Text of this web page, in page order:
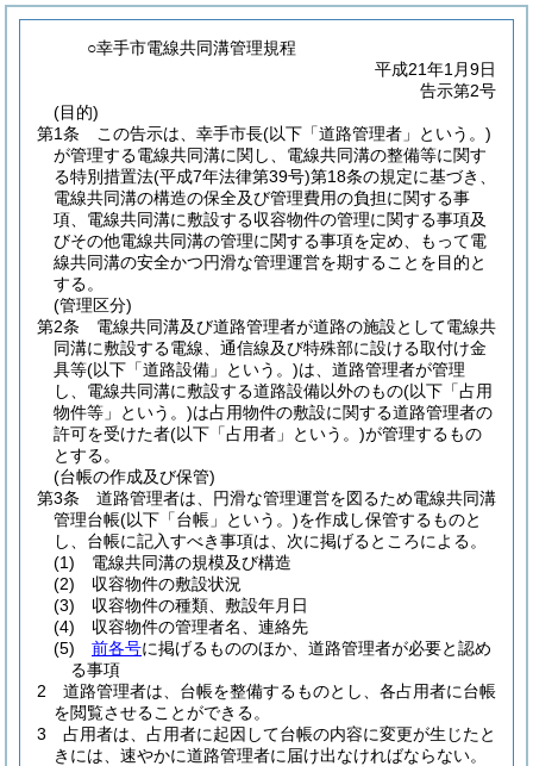
○幸手市電線共同溝管理規程
平成21年1月9日
告示第2号
(目的)
第1条
この告示は、幸手市長(以下「道路管理者」という。)
が管理する電線共同溝に関し、電線共同溝の整備等に関す
る特別措置法(平成7年法律第39号)第18条の規定に基づき、
電線共同溝の構造の保全及び管理費用の負担に関する事
項、電線共同溝に敷設する収容物件の管理に関する事項及
びその他電線共同溝の管理に関する事項を定め、もって電
線共同溝の安全かつ円滑な管理運営を期することを目的と
する。
(管理区分)
第2条
電線共同溝及び道路管理者が道路の施設として電線共
同溝に敷設する電線、通信線及び特殊部に設ける取付け金
具等(以下「道路設備」という。)は、道路管理者が管理
し、電線共同溝に敷設する道路設備以外のもの(以下「占用
物件等」という。)は占用物件の敷設に関する道路管理者の
許可を受けた者(以下「占用者」という。)が管理するもの
とする。
(台帳の作成及び保管)
第3条
道路管理者は、円滑な管理運営を図るため電線共同溝
管理台帳(以下「台帳」という。)を作成し保管するものと
し、台帳に記入すべき事項は、次に掲げるところによる。
(1)
電線共同溝の規模及び構造
(2)
収容物件の敷設状況
(3)
収容物件の種類、敷設年月日
(4)
収容物件の管理者名、連絡先
(5)
前各号に掲げるもののほか、道路管理者が必要と認め
る事項
2
道路管理者は、台帳を整備するものとし、各占用者に台帳
を閲覧させることができる。
3
占用者は、占用者に起因して台帳の内容に変更が生じたと
きには、速やかに道路管理者に届け出なければならない。